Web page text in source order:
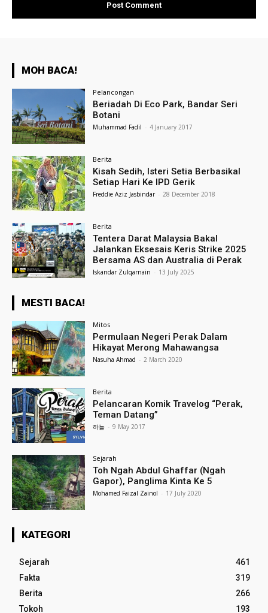
MOH BACA!
Pelancongan
Beriadah Di Eco Park, Bandar Seri
Botani
Muhammad Fadil - 4 January 2017
Berita
Kisah Sedih, Isteri Setia Berbasikal
Setiap Hari Ke IPD Gerik
Freddie Aziz Jasbindar - 28 December 2018
Berita
Tentera Darat Malaysia Bakal
Jalankan Eksesais Keris Strike 2025
Bersama AS dan Australia di Perak
Iskandar Zulqarnain - 13 July 2025
MESTI BACA!
Mitos
Permulaan Negeri Perak Dalam
Hikayat Merong Mahawangsa
Nasuha Ahmad - 2 March 2020
Berita
Pelancaran Komik Travelog “Perak,
Teman Datang”
하늘 - 9 May 2017
Sejarah
Toh Ngah Abdul Ghaffar (Ngah
Gapor), Panglima Kinta Ke 5
Mohamed Faizal Zainol - 17 July 2020
KATEGORI
Sejarah
461
Fakta
319
Berita
266
Tokoh
193